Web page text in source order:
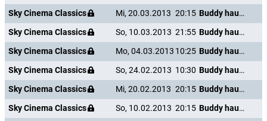
Sky Cinema Classics
Mi, 20.03.2013 20:15
Buddy haut den Lukas
Sky Cinema Classics
So, 10.03.2013 21:55
Buddy haut den Lukas
Sky Cinema Classics
Mo, 04.03.2013 10:25
Buddy haut den Lukas
Sky Cinema Classics
So, 24.02.2013 10:30
Buddy haut den Lukas
Sky Cinema Classics
Mi, 20.02.2013 20:15
Buddy haut den Lukas
Sky Cinema Classics
So, 10.02.2013 20:15
Buddy haut den Lukas